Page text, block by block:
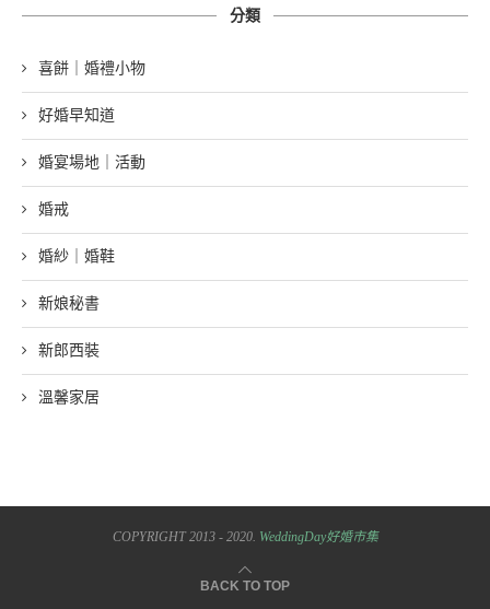
分類
喜餅｜婚禮小物
好婚早知道
婚宴場地｜活動
婚戒
婚紗｜婚鞋
新娘秘書
新郎西裝
溫馨家居
COPYRIGHT 2013 - 2020. WeddingDay好婚市集
BACK TO TOP